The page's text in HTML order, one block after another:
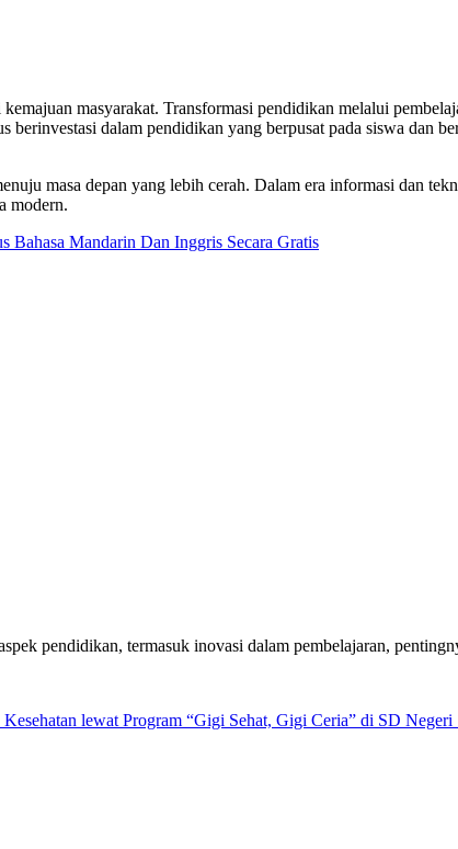
masyarakat. Transformasi pendidikan melalui
berinvestasi dalam pendidikan yang berpusat pada siswa dan
masa depan yang lebih cerah. Dalam era informasi dan
modern.
Bahasa Mandarin Dan Inggris Secara Gratis
pendidikan, termasuk inovasi dalam pembelajaran,
lewat Program “Gigi Sehat, Gigi Ceria” di SD